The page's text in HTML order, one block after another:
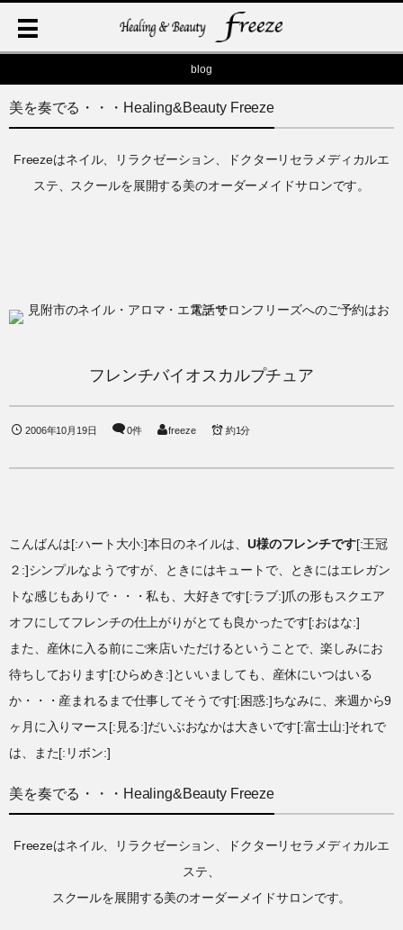
blog
美を奏でる・・・Healing&Beauty Freeze
Freezeはネイル、リラクゼーション、ドクターリセラメディカルエ
ステ、スクールを展開する美のオーダーメイドサロンです。
フレンチバイオスカルプチュア
2006年10月19日 0件 freeze 約1分
こんばんは[:ハート大小:]本日のネイルは、 U様のフレンチです[:王冠
２:]シンプルなようですが、ときにはキュートで、ときにはエレガン
トな感じもありで・・・私も、大好きです[:ラブ:]爪の形もスクエア
オフにしてフレンチの仕上がりがとても良かったです[:おはな:]
また、産休に入る前にご来店いただけるということで、楽しみにお
待ちしております[:ひらめき:]といいましても、産休にいつはいる
か・・・産まれるまで仕事してそうです[:困惑:]ちなみに、来週から9
ヶ月に入りマース[:見る:]だいぶおなかは大きいです[:富士山:]それで
は、また[:リボン:]
美を奏でる・・・Healing&Beauty Freeze
Freezeはネイル、リラクゼーション、ドクターリセラメディカルエ
ステ、
スクールを展開する美のオーダーメイドサロンです。